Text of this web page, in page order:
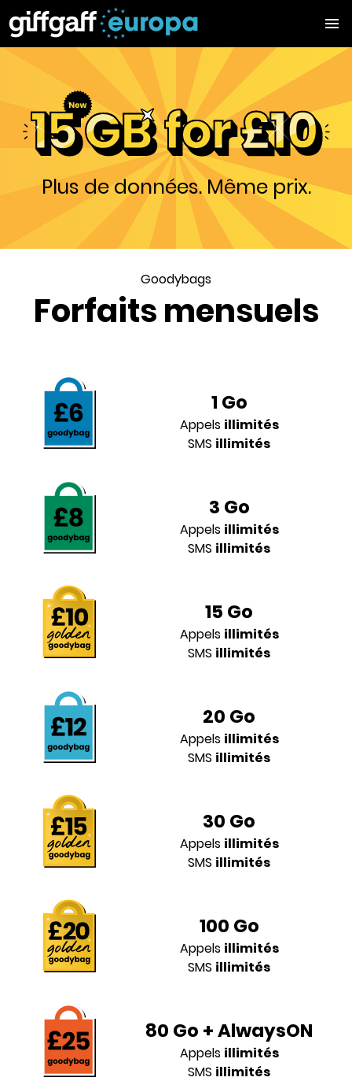
Plus de données. Même prix.
Goodybags
Forfaits mensuels
1 Go
Appels illimités
SMS illimités
3 Go
Appels illimités
SMS illimités
15 Go
Appels illimités
SMS illimités
20 Go
Appels illimités
SMS illimités
30 Go
Appels illimités
SMS illimités
100 Go
Appels illimités
SMS illimités
80 Go + AlwaysON
Appels illimités
SMS illimités